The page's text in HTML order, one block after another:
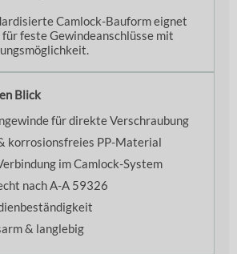
Camlock-Bauform eignet
für feste Gewindeanschlüsse mit
Blick
für direkte Verschraubung
korrosionsfreies PP-Material
im Camlock-System
nach A-A 59326
& langlebig